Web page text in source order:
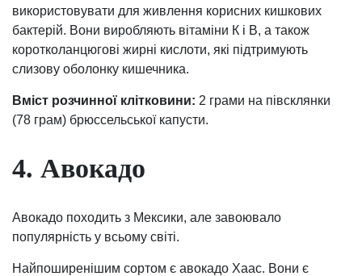
використовувати для живлення корисних кишкових
бактерій. Вони виробляють вітаміни К і В, а також
коротколанцюгові жирні кислоти, які підтримують
слизову оболонку кишечника.
Вміст розчинної клітковини: 2 грами на півсклянки
(78 грам) брюссельської капусти.
4. Авокадо
Авокадо походить з Мексики, але завоювало
популярність у всьому світі.
Найпоширенішим сортом є авокадо Хаас. Вони є